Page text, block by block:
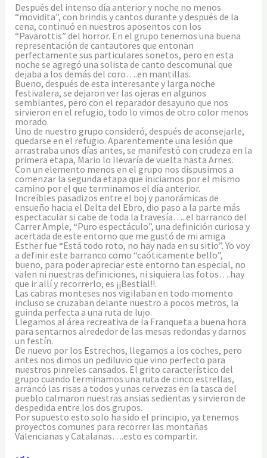
Después del intenso día anterior y noche no menos
“movidita”, con brindis y cantos durante y después de la
cena, continuó en nuestros aposentos con los
“Pavarottis” del horror. En el grupo tenemos una buena
representación de cantautores que entonan
perfectamente sus particulares sonetos, pero en esta
noche se agregó una solista de canto descomunal que
dejaba a los demás del coro….en mantillas.
Bueno, después de esta interesante y larga noche
festivalera, se dejaron ver las ojeras en algunos
semblantes, pero con el reparador desayuno que nos
sirvieron en el refugio, todo lo vimos de otro color menos
morado.
Uno de nuestro grupo consideró, después de aconsejarle,
quedarse en el refugio. Aparentemente una lesión que
arrastraba unos días antes, se manifestó con crudeza en la
primera etapa, Mario lo llevaría de vuelta hasta Arnes.
Con un elemento menos en el grupo nos dispusimos a
comenzar la segunda etapa que iniciamos por el mismo
camino por el que terminamos el día anterior.
Increíbles pasadizos entre el boj y panorámicas de
ensueño hacia el Delta del Ebro, dio paso a la parte más
espectacular si cabe de toda la travesía…..el barranco del
Carrer Ample, “Puro espectáculo”, una definición curiosa y
acertada de este entorno que me gustó de mi amiga
Esther fue “Está todo roto, no hay nada en su sitio”. Yo voy
a definir este barranco como “caóticamente bello”,
bueno, para poder apreciar este entorno tan especial, no
valen ni nuestras definiciones, ni siquiera las fotos….hay
que ir allí y recorrerlo, es ¡¡Bestial!!.
Las cabras monteses nos vigilaban en todo momento
incluso se cruzaban delante nuestro a pocos metros, la
guinda perfecta a una ruta de lujo.
Llegamos al área recreativa de la Franqueta a buena hora
para sentarnos alrededor de las mesas redondas y darnos
un festín.
De nuevo por los Estrechos, llegamos a los coches, pero
antes nos dimos un pediluvio que vino perfecto para
nuestros pinreles cansados. El grito característico del
grupo cuando terminamos una ruta de cinco estrellas,
arrancó las risas a todos y unas cervezas en la tasca del
pueblo calmaron nuestras ansias sedientas y sirvieron de
despedida entre los dos grupos.
Por supuesto esto solo ha sido el principio, ya tenemos
proyectos comunes para recorrer las montañas
Valencianas y Catalanas….esto es compartir.